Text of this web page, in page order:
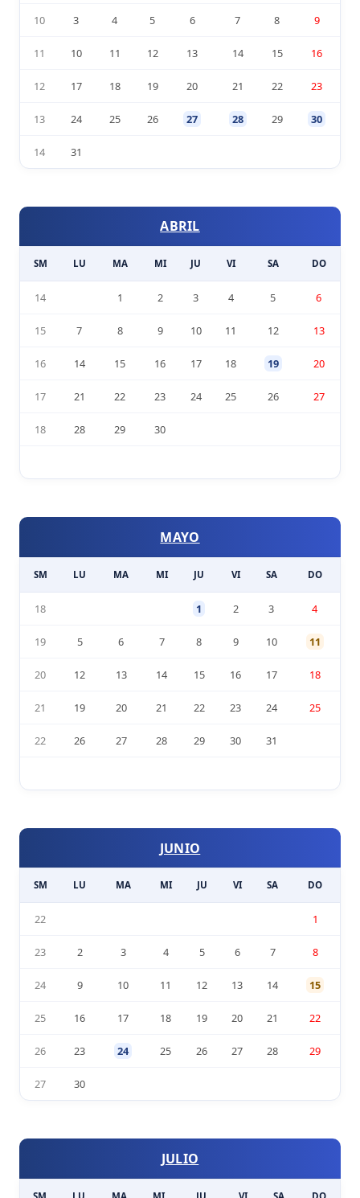
10 3 4 5 6 7 8 9
11 10 11 12 13 14 15 16
12 17 18 19 20 21 22 23
13 24 25 26 27 28 29 30
14 31
ABRIL
SM LU MA MI JU VI SA DO
14 1 2 3 4 5 6
15 7 8 9 10 11 12 13
16 14 15 16 17 18 19 20
17 21 22 23 24 25 26 27
18 28 29 30
MAYO
SM LU MA MI JU VI SA DO
18 1 2 3 4
19 5 6 7 8 9 10 11
20 12 13 14 15 16 17 18
21 19 20 21 22 23 24 25
22 26 27 28 29 30 31
JUNIO
SM LU MA MI JU VI SA DO
22 1
23 2 3 4 5 6 7 8
24 9 10 11 12 13 14 15
25 16 17 18 19 20 21 22
26 23 24 25 26 27 28 29
27 30
JULIO